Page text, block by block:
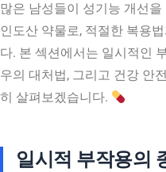
많은 남성들이 성기능 개선을
인도산 약물로, 적절한 복용
다. 본 섹션에서는 일시적인
우의 대처법, 그리고 건강 안
히 살펴보겠습니다.
일시적 부작용의